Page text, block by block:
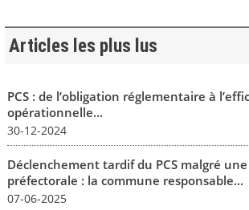
Articles les plus lus
PCS : de l’obligation réglementaire à
opérationnelle...
30-12-2024
Déclenchement tardif du PCS malgré
préfectorale : la commune responsable...
07-06-2025